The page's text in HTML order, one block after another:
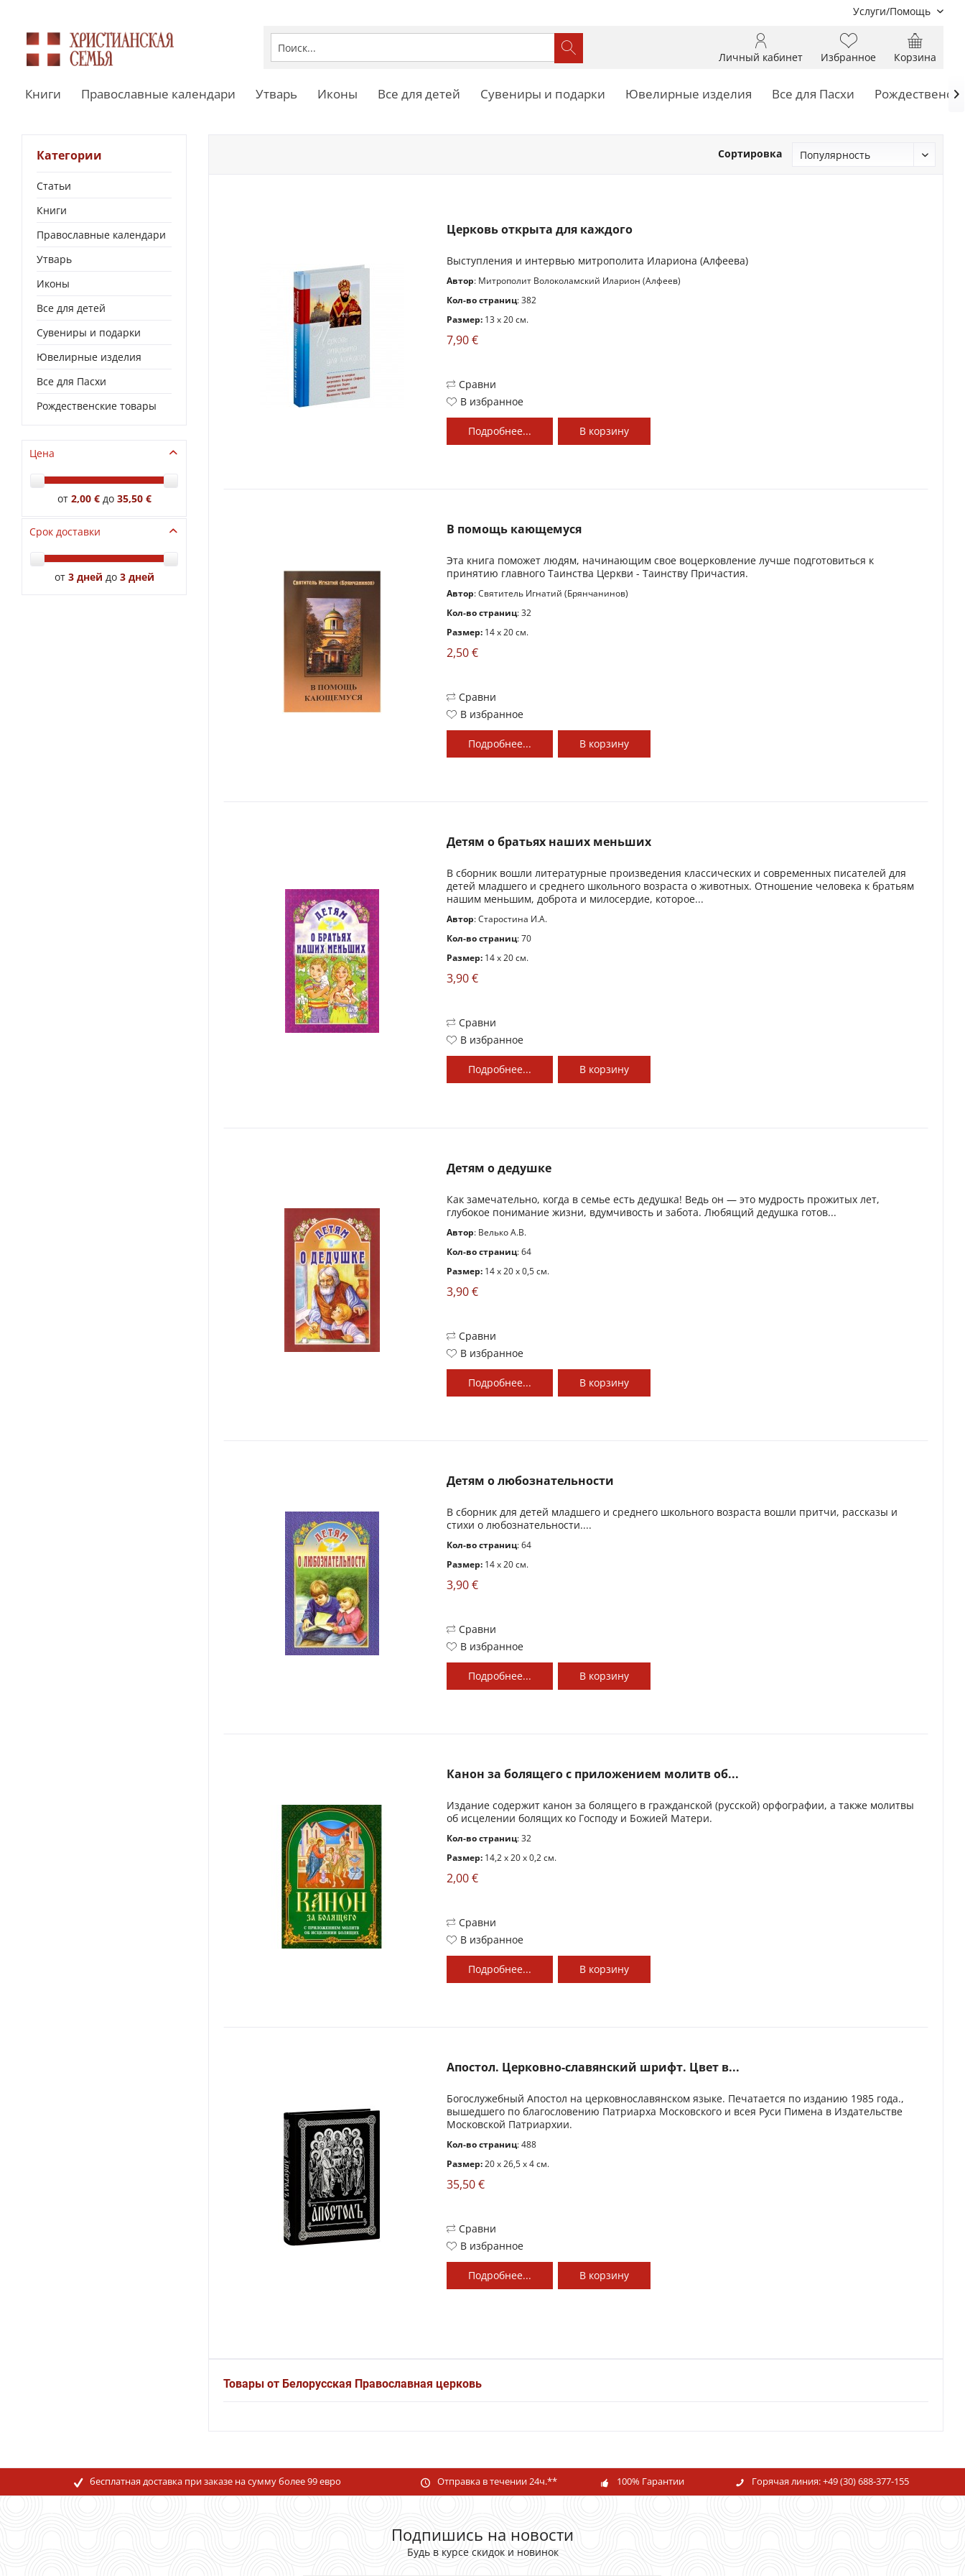
Услуги/Помощь
Корзина
Избранное
Личный кабинет
Книги Православные календари Утварь Иконы Все для детей Сувениры и подарки Ювелирные изделия Все для Пасхи 
Категории
Статьи
Книги
Православные календари
Утварь
Иконы
Все для детей
Сувениры и подарки
Ювелирные изделия
Все для Пасхи
Рождественские товары
Цена
от 2,00 € до 35,50 €
Срок доставки
от 3 дней до 3 дней
Сортировка
Церковь открыта для каждого
Выступления и интервью митрополита Илариона (Алфеева)
Автор: Митрополит Волоколамский Иларион (Алфеев)
Кол-во страниц: 382
Размер: 13 x 20 см.
7,90 €
Сравни
В избранное
Подробнее... В корзину
В помощь кающемуся
Эта книга поможет людям, начинающим свое воцерковление лучше подготовиться к
принятию главного Таинства Церкви - Таинству Причастия.
Автор: Святитель Игнатий (Брянчанинов)
Кол-во страниц: 32
Размер: 14 x 20 см.
2,50 €
Сравни
В избранное
Подробнее... В корзину
Детям о братьях наших меньших
В сборник вошли литературные произведения классических и современных писателей для
детей младшего и среднего школьного возраста о животных. Отношение человека к братьям
нашим меньшим, доброта и милосердие, которое...
Автор: Старостина И.А.
Кол-во страниц: 70
Размер: 14 x 20 см.
3,90 €
Сравни
В избранное
Подробнее... В корзину
Детям о дедушке
Как замечательно, когда в семье есть дедушка! Ведь он — это мудрость прожитых лет,
глубокое понимание жизни, вдумчивость и забота. Любящий дедушка готов...
Автор: Велько А.В.
Кол-во страниц: 64
Размер: 14 x 20 x 0,5 см.
3,90 €
Сравни
В избранное
Подробнее... В корзину
Детям о любознательности
В сборник для детей младшего и среднего школьного возраста вошли притчи, рассказы и
стихи о любознательности....
Кол-во страниц: 64
Размер: 14 x 20 см.
3,90 €
Сравни
В избранное
Подробнее... В корзину
Канон за болящего с приложением молитв об...
Издание содержит канон за болящего в гражданской (русской) орфографии, а также молитвы
об исцелении болящих ко Господу и Божией Матери.
Кол-во страниц: 32
Размер: 14,2 x 20 x 0,2 см.
2,00 €
Сравни
В избранное
Подробнее... В корзину
Апостол. Церковно-славянский шрифт. Цвет в...
Богослужебный Апостол на церковнославянском языке. Печатается по изданию 1985 года.,
вышедшего по благословению Патриарха Московского и всея Руси Пимена в Издательстве
Московской Патриархии.
Кол-во страниц: 488
Размер:20 x 26,5 x 4 см.
35,50 €
Сравни
В избранное
Подробнее... В корзину
Товары от Белорусская Православная церковь
бесплатная доставка при заказе на сумму более 99 евро Отправка в течении 24ч.** 100% Гарантии Горячая линия:+49 (30) 688-377-155
Подпишись на новости
Будь в курсе скидок и новинок